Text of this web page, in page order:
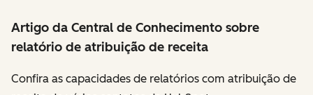
Artigo da Central de Conhecimento sobre
relatório de atribuição de receita
Confira as capacidades de relatórios com atribuição de